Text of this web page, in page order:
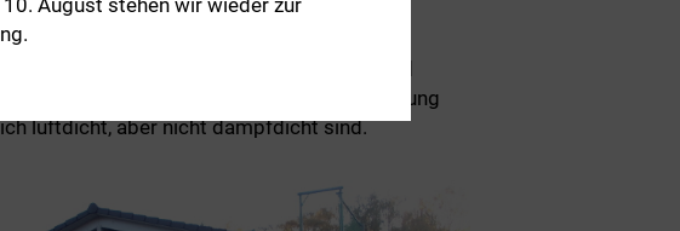
und eine bei Fachleuten und
Holzbauweise findet sich in der Bewegung
luftdicht, aber nicht dampfdicht sind.
August stehen wir wieder zur